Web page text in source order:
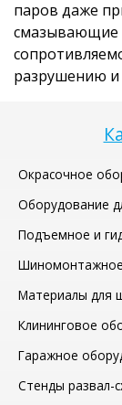
Окрасочное
Оборудование
Подъемное и
Материалы для
Клининговое
Гаражное
Стенды развал-
паров даже
смазывающие
разрушению и